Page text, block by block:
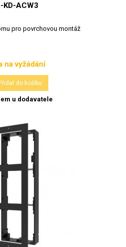
KD-ACW3
pro povrchovou montáž
Cena
na vyžádání
do košíku
u dodavatele